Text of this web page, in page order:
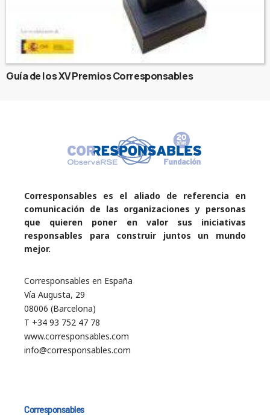
Guía de los XV Premios Corresponsables
Corresponsables es el aliado de referencia en
comunicación de las organizaciones y personas
que quieren poner en valor sus iniciativas
responsables para construir juntos un mundo
mejor.
Corresponsables en España
Vía Augusta, 29
08006 (Barcelona)
T +34 93 752 47 78
www.corresponsables.com
info@corresponsables.com
Corresponsables